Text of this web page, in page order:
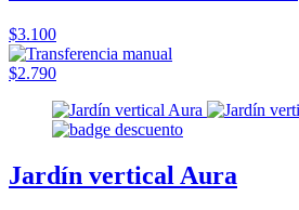
$3.100
$2.790
Jardín vertical Aura